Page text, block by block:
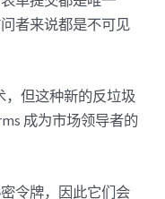
者来说都是不可见
，但这种新的反垃圾
成为市场领导者的
令牌，因此它们会